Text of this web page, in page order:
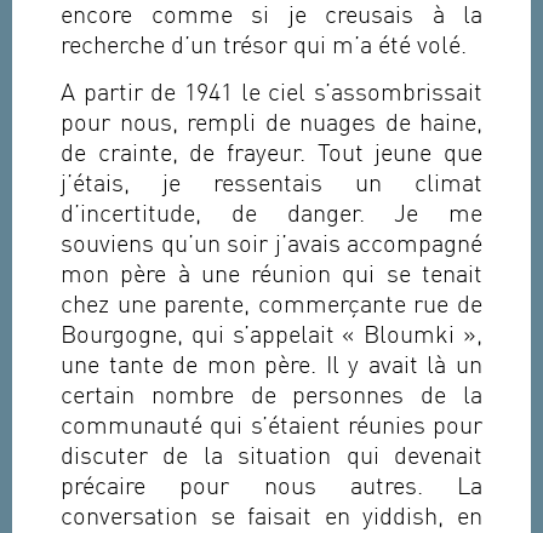
encore comme si je creusais à la
recherche d’un trésor qui m’a été volé.
A partir de 1941 le ciel s’assombrissait
pour nous, rempli de nuages de haine,
de crainte, de frayeur. Tout jeune que
j’étais, je ressentais un climat
d’incertitude, de danger. Je me
souviens qu’un soir j’avais accompagné
mon père à une réunion qui se tenait
chez une parente, commerçante rue de
Bourgogne, qui s’appelait « Bloumki »,
une tante de mon père. Il y avait là un
certain nombre de personnes de la
communauté qui s’étaient réunies pour
discuter de la situation qui devenait
précaire pour nous autres. La
conversation se faisait en yiddish, en